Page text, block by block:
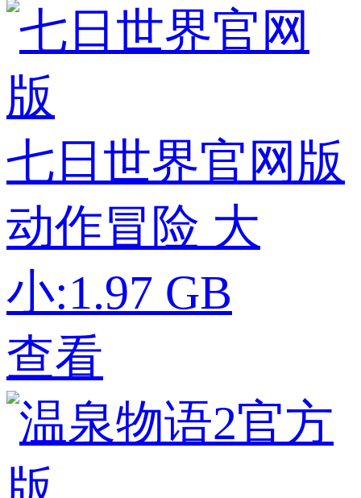
七日世界官网版
动作冒险 大
小:1.97 GB
查看